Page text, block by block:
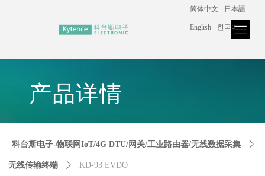
产品中心 解决方案 关于我们 新闻中心
+86 182 2132 2943
简体中文 日本語
English 한국어
科台斯电子-物联网IoT/4G DTU/网关/工业路由器/无线数据采集 ꄲ
无线传输终端 ꄲ KD-93 EVDO
控件[tem_25_34]渲染出错,Source:未将对象引用设置到对象的实例。
产品详情
控件[tem_25_34]渲染出错,Source:未将对象引用设置到对象的实例。